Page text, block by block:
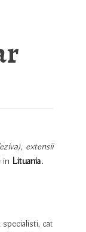
extensii
in Lituania.
cat